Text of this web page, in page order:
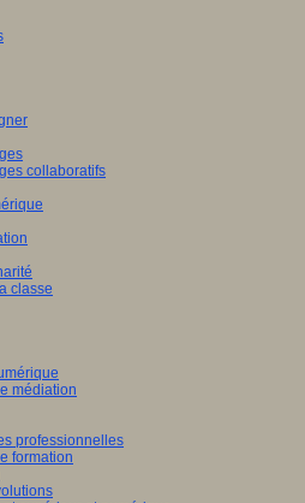
collaboratifs
classe
médiation
professionnelles
formation